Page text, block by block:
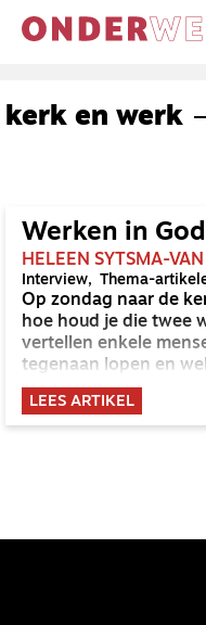
kerk en werk
Werken in
HELEEN SYTSMA-
Interview Thema-
Op zondag naar de
hoe houd je die twee
vertellen enkele
tegenaan lopen en
baan iets van hun
LEES ARTIKEL